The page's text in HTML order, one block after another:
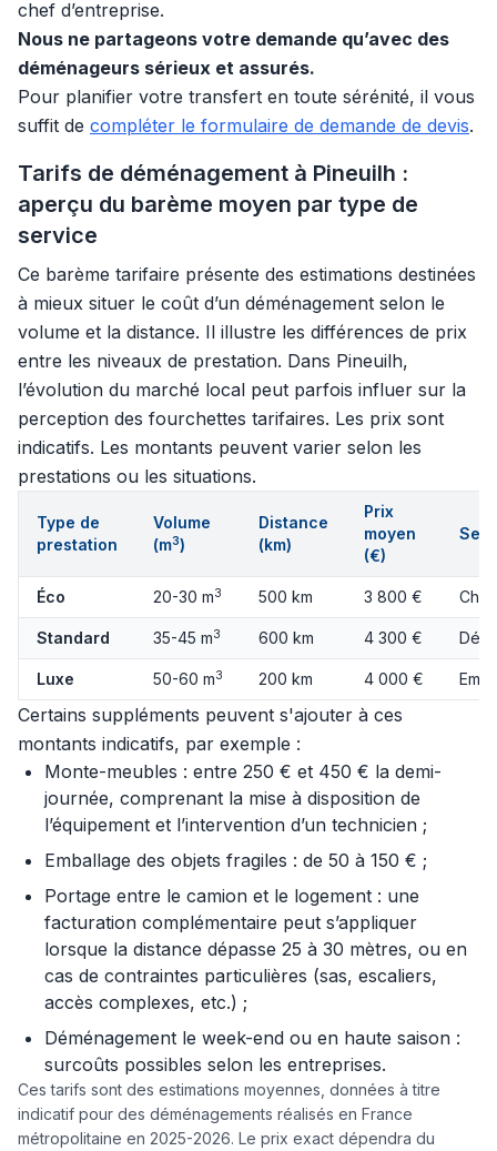
chef d’entreprise.
Nous ne partageons votre demande qu’avec des
déménageurs sérieux et assurés.
Pour planifier votre transfert en toute sérénité, il vous
suffit de compléter le formulaire de demande de devis.
Tarifs de déménagement à Pineuilh :
aperçu du barème moyen par type de
service
Ce barème tarifaire présente des estimations destinées
à mieux situer le coût d’un déménagement selon le
volume et la distance. Il illustre les différences de prix
entre les niveaux de prestation. Dans Pineuilh,
l’évolution du marché local peut parfois influer sur la
perception des fourchettes tarifaires. Les prix sont
indicatifs. Les montants peuvent varier selon les
prestations ou les situations.
Type de
prestation
Volume
(m3)
Distance
(km)
Prix
moyen
(€)
Éco 20-30 m3 500 km 3 800 €
Standard 35-45 m3 600 km 4 300 €
Luxe 50-60 m3 200 km 4 000 €
Certains suppléments peuvent s'ajouter à ces
montants indicatifs, par exemple :
Monte-meubles : entre 250 € et 450 € la demi-
journée, comprenant la mise à disposition de
l’équipement et l’intervention d’un technicien ;
Emballage des objets fragiles : de 50 à 150 € ;
Portage entre le camion et le logement : une
facturation complémentaire peut s’appliquer
lorsque la distance dépasse 25 à 30 mètres, ou en
cas de contraintes particulières (sas, escaliers,
accès complexes, etc.) ;
Déménagement le week-end ou en haute saison :
surcoûts possibles selon les entreprises.
Ces tarifs sont des estimations moyennes, données à titre
indicatif pour des déménagements réalisés en France
métropolitaine en 2025-2026. Le prix exact dépendra du